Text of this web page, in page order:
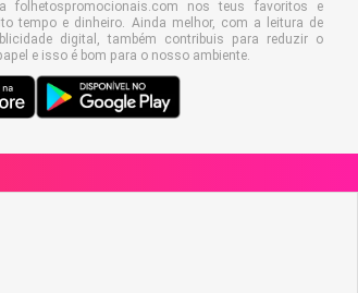
folhetospromocionais.com nos teus favoritos e
tempo e dinheiro. Ainda melhor, com a leitura de
digital, também contribuis para reduzir o
e isso é bom para o nosso ambiente.